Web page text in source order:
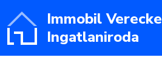
Immobil Verecke
Ingatlaniroda